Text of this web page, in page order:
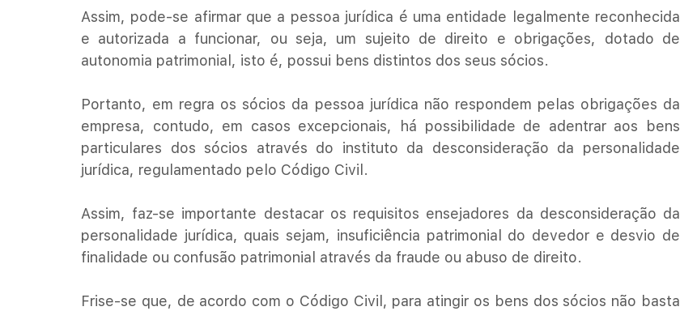
Assim, pode-se afirmar que a pessoa jurídica é uma entidade legalmente reconhecida
e autorizada a funcionar, ou seja, um sujeito de direito e obrigações, dotado de
autonomia patrimonial, isto é, possui bens distintos dos seus sócios.
Portanto, em regra os sócios da pessoa jurídica não respondem pelas obrigações da
empresa, contudo, em casos excepcionais, há possibilidade de adentrar aos bens
particulares dos sócios através do instituto da desconsideração da personalidade
jurídica, regulamentado pelo Código Civil.
Assim, faz-se importante destacar os requisitos ensejadores da desconsideração da
personalidade jurídica, quais sejam, insuficiência patrimonial do devedor e desvio de
finalidade ou confusão patrimonial através da fraude ou abuso de direito.
Frise-se que, de acordo com o Código Civil, para atingir os bens dos sócios não basta